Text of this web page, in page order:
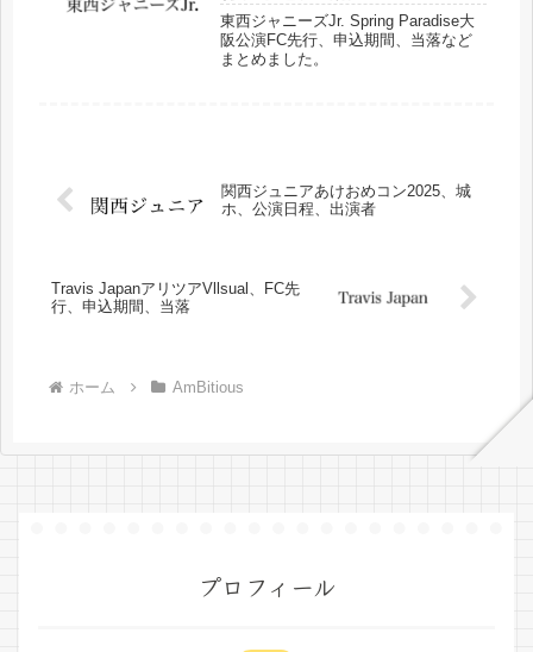
東西ジャニーズJr. Spring Paradise大
阪公演FC先行、申込期間、当落など
まとめました。
関西ジュニアあけおめコン2025、城
ホ、公演日程、出演者
Travis JapanアリツアVllsual、FC先
行、申込期間、当落
ホーム AmBitious
プロフィール